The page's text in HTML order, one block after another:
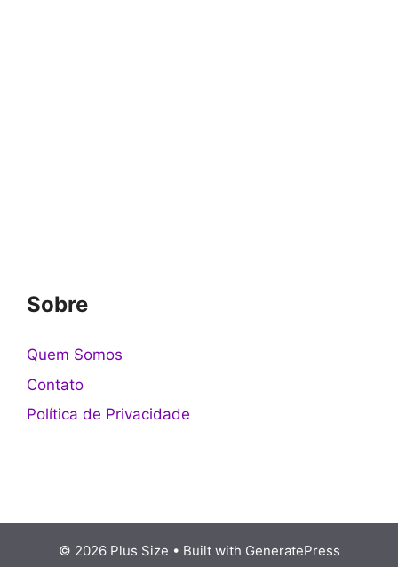
Sobre
Quem Somos
Contato
Política de Privacidade
© 2026 Plus Size • Built with GeneratePress